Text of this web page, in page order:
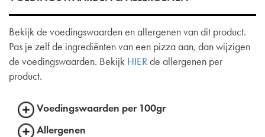
Bekijk de voedingswaarden en allergenen van dit product.
Pas je zelf de ingrediënten van een pizza aan, dan wijzigen
de voedingswaarden. Bekijk HIERde allergenen per
product.
Voedingswaarden per 100gr
Allergenen